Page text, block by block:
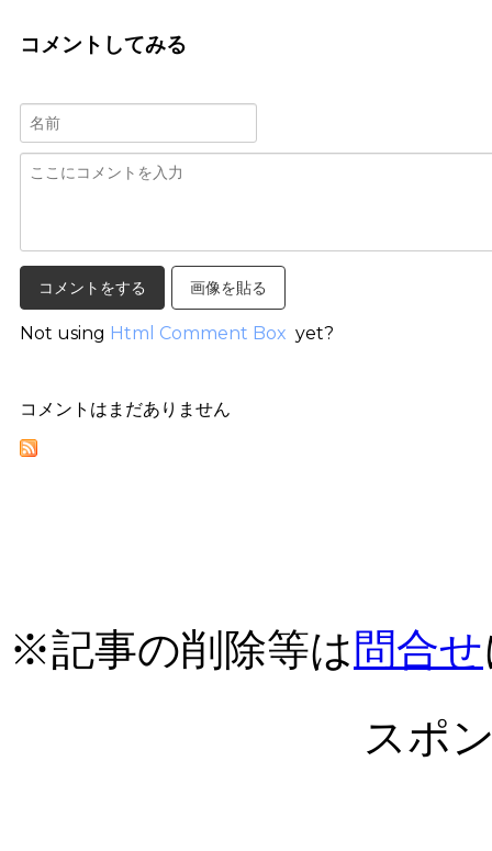
コメントしてみる
画像を貼る
Not using Html Comment Box yet?
コメントはまだありません
※記事の削除等は 問合せ
スポ